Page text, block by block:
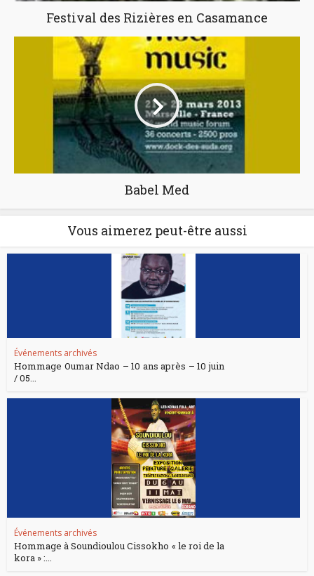
Festival des Rizières en Casamance
Babel Med
Vous aimerez peut-être aussi
Événements archivés
Hommage Oumar Ndao – 10 ans après – 10 juin
/ 05...
Événements archivés
Hommage à Soundioulou Cissokho « le roi de la
kora » :...